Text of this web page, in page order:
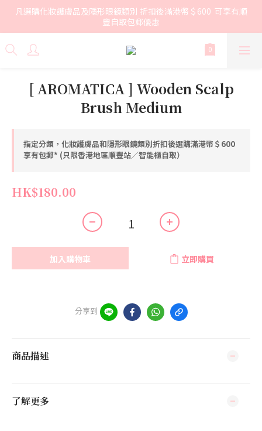
凡選購化妝護膚品及隱形眼鏡類別 折扣後滿港幣＄600  可享有順
豐自取包郵優惠
[ AROMATICA ] Wooden Scalp
Brush Medium
指定分類，化妝護膚品和隱形眼鏡類別折扣後選購滿港幣＄600
享有包郵* (只限香港地區順豐站／智能櫃自取）
HK$180.00
加入購物車 立即購買
分享到
商品描述
了解更多